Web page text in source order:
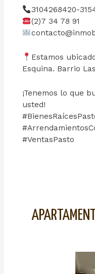
3104268420-
(2)7 34 78 91
Estamos
Esquina. Barrio
¡Tenemos lo que
usted!
#VentasPasto